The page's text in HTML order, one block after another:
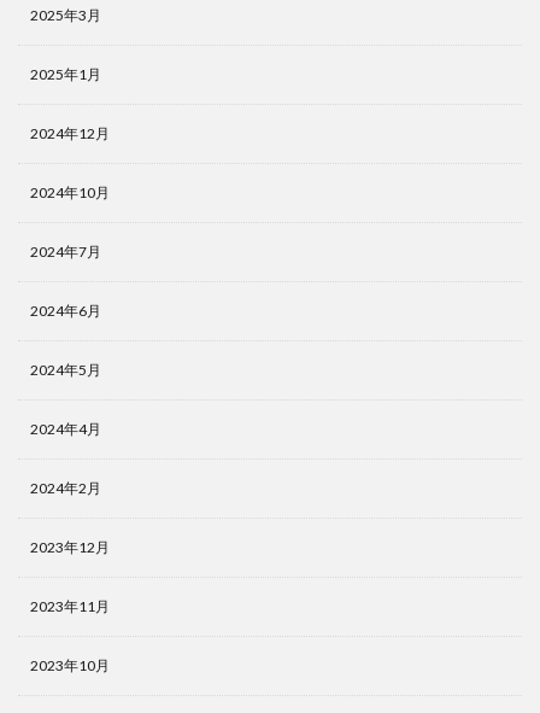
2025年3月
2025年1月
2024年12月
2024年10月
2024年7月
2024年6月
2024年5月
2024年4月
2024年2月
2023年12月
2023年11月
2023年10月